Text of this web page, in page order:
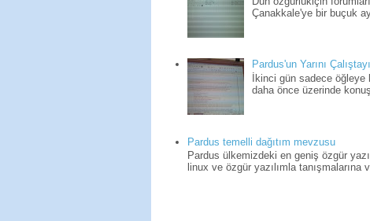
Çanakkale'ye bir buçuk
Pardus'un Yarını
İkinci gün sadece
daha önce üzerinde
Pardus temelli dağıtım mevzusu
Pardus ülkemizdeki en geniş özgür
linux ve özgür yazılımla tanışmalarına